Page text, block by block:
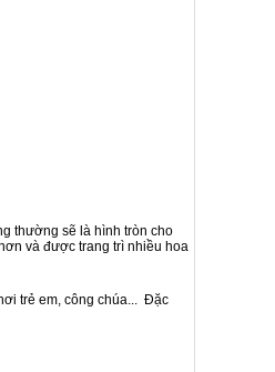
thường sẽ là hình tròn cho
và được trang trì nhiều hoa
trẻ em, công chúa... Đặc